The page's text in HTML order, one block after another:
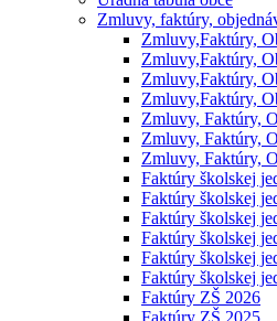
Zmluvy, faktúry,
Zmluvy,Faktúry,
Zmluvy,Faktúry,
Zmluvy,Faktúry,
Zmluvy,Faktúry,
Zmluvy, Faktúry,
Zmluvy, Faktúry,
Zmluvy, Faktúry,
Faktúry školskej
Faktúry školskej
Faktúry školskej
Faktúry školskej
Faktúry školskej
Faktúry školskej
Faktúry ZŠ 2026
Faktúry ZŠ 2025